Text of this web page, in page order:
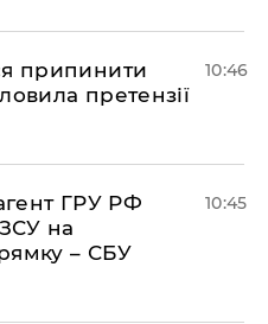
припинити
претензії
10:46
ГРУ РФ
на
– СБУ
10:45